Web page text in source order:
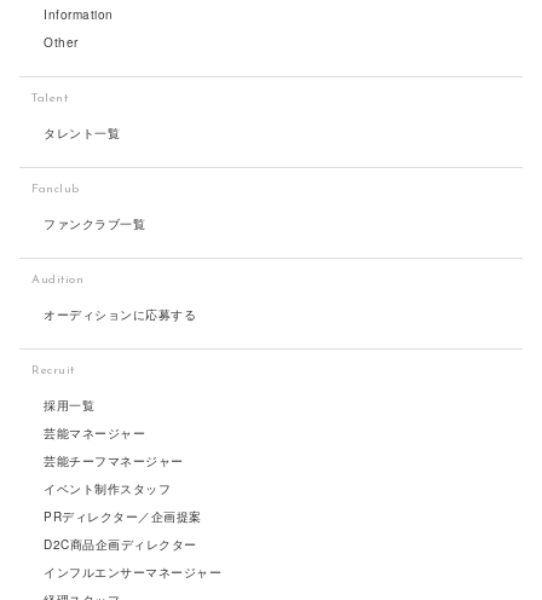
Information
Other
Talent
タレント一覧
Fanclub
ファンクラブ一覧
Audition
オーディションに応募する
Recruit
採用一覧
芸能マネージャー
芸能チーフマネージャー
イベント制作スタッフ
PRディレクター／企画提案
D2C商品企画ディレクター
インフルエンサーマネージャー